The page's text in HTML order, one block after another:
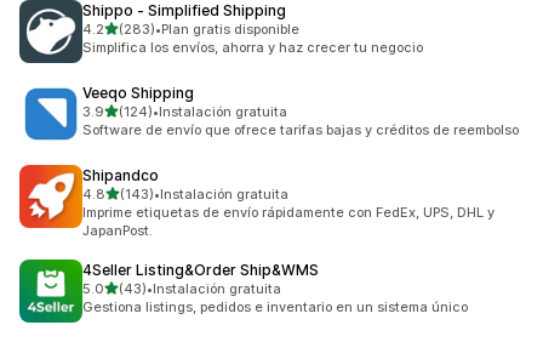
Shippo ‑ Simplified Shipping
4.2de 5 estrellas
(283)
283 reseñas en total
•Plan gratis disponible
Simplifica los envíos, ahorra y haz crecer tu negocio
Veeqo Shipping
3.9de 5 estrellas
(124)
124 reseñas en total
•Instalación gratuita
Software de envío que ofrece tarifas bajas y créditos de reembolso
Shipandco
4.8de 5 estrellas
(143)
143 reseñas en total
•Instalación gratuita
Imprime etiquetas de envío rápidamente con FedEx, UPS, DHL y
JapanPost.
4Seller Listing&Order Ship&WMS
5.0de 5 estrellas
(43)
43 reseñas en total
•Instalación gratuita
Gestiona listings, pedidos e inventario en un sistema único